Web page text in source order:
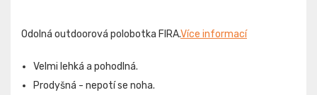
Odolná outdoorová polobotka FIRA.Více informací
Velmi lehká a pohodlná.
Prodyšná - nepotí se noha.